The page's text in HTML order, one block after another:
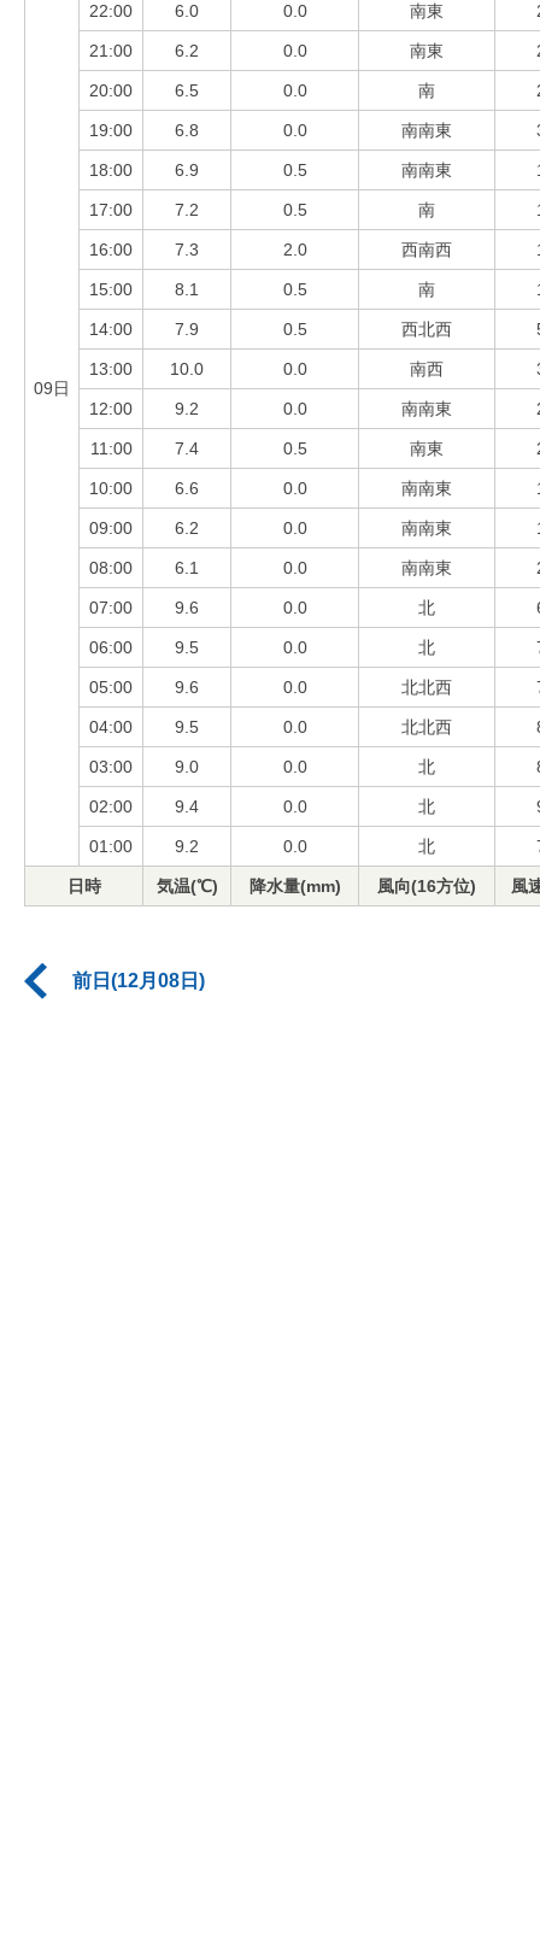
09日
22:00 6.0 0.0 南東
21:00 6.2 0.0 南東
20:00 6.5 0.0 南
19:00 6.8 0.0 南南東
18:00 6.9 0.5 南南東
17:00 7.2 0.5 南
16:00 7.3 2.0 西南西
15:00 8.1 0.5 南
14:00 7.9 0.5 西北西
13:00 10.0 0.0 南西
12:00 9.2 0.0 南南東
11:00 7.4 0.5 南東
10:00 6.6 0.0 南南東
09:00 6.2 0.0 南南東
08:00 6.1 0.0 南南東
07:00 9.6 0.0 北
06:00 9.5 0.0 北
05:00 9.6 0.0 北北西
04:00 9.5 0.0 北北西
03:00 9.0 0.0 北
02:00 9.4 0.0 北
01:00 9.2 0.0 北
日時 気温(℃) 降水量(mm) 風向(16方位) 風
前日(12月08日)